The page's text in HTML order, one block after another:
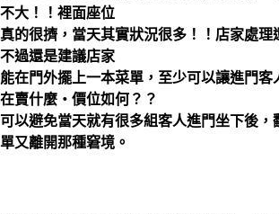
不大！！裡面座位
真的很擠，當天其實狀況很多！！店家處理
不過還是建議店家
能在門外擺上一本菜單，至少可以讓進門客
在賣什麼‧價位如何？？
可以避免當天就有很多組客人進門坐下後，
單又離開那種窘境。